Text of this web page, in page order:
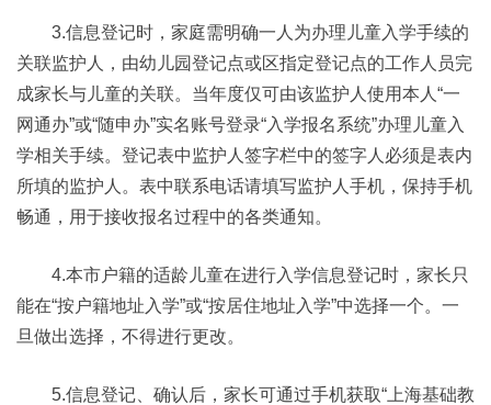
3.信息登记时，家庭需明确一人为办理儿童入学手续的
关联监护人，由幼儿园登记点或区指定登记点的工作人员完
成家长与儿童的关联。当年度仅可由该监护人使用本人“一
网通办”或“随申办”实名账号登录“入学报名系统”办理儿童入
学相关手续。登记表中监护人签字栏中的签字人必须是表内
所填的监护人。表中联系电话请填写监护人手机，保持手机
畅通，用于接收报名过程中的各类通知。
4.本市户籍的适龄儿童在进行入学信息登记时，家长只
能在“按户籍地址入学”或“按居住地址入学”中选择一个。一
旦做出选择，不得进行更改。
5.信息登记、确认后，家长可通过手机获取“上海基础教